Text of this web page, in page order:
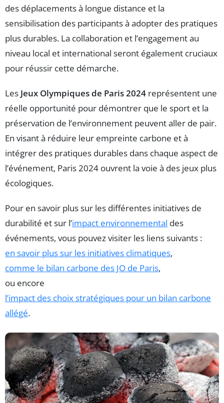
des déplacements à longue distance et la
sensibilisation des participants à adopter des pratiques
plus durables. La collaboration et l’engagement au
niveau local et international seront également cruciaux
pour réussir cette démarche.
Les Jeux Olympiques de Paris 2024 représentent une
réelle opportunité pour démontrer que le sport et la
préservation de l’environnement peuvent aller de pair.
En visant à réduire leur empreinte carbone et à
intégrer des pratiques durables dans chaque aspect de
l’événement, Paris 2024 ouvrent la voie à des jeux plus
écologiques.
Pour en savoir plus sur les différentes initiatives de
durabilité et sur l’impact environnemental des
événements, vous pouvez visiter les liens suivants :
en savoir plus sur les initiatives climatiques,
comme le bilan carbone des JO de Paris,
ou encore
l’impact des choix stratégiques pour un bilan carbone
allégé.